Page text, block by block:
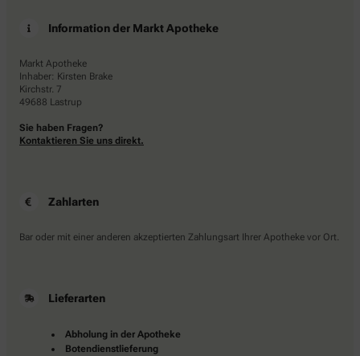
Information der Markt Apotheke
Markt Apotheke
Inhaber: Kirsten Brake
Kirchstr. 7
49688 Lastrup
Sie haben Fragen?
Kontaktieren Sie uns direkt.
Zahlarten
Bar oder mit einer anderen akzeptierten Zahlungsart Ihrer Apotheke vor Ort.
Lieferarten
Abholung in der Apotheke
Botendienstlieferung